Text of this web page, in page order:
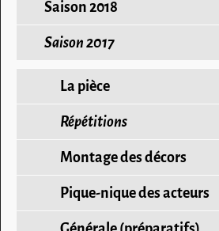
Saison 2018
Saison 2017
La pièce
Répétitions
Montage des décors
Pique-nique des acteurs